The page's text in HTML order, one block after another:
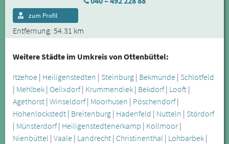
Entfernung: 54.31 km
zum Profil
Weitere Städte im Umkreis von Ottenbüttel:
Itzehoe | Heiligenstedten | Steinburg | Bekmünde | Schlotfeld
| Mehlbek | Oelixdorf| Krummendiek | Bekdorf| Looft |
Agethorst | Winseldorf| Moorhusen | Pöschendorf|
Hohenlockstedt | Breitenburg | Hadenfeld | Nutteln | Stördorf
| Münsterdorf| Heiligenstedtenerkamp | Kollmoor |
Nienbüttel | Vaale | Landrecht | Christinenthal | Lohbarbek |